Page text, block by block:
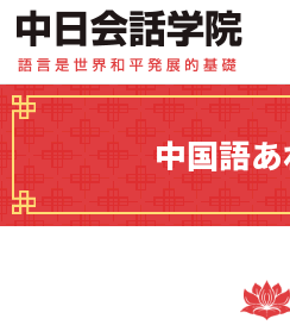
中国語